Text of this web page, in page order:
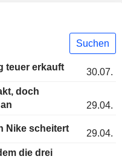
Suchen
teuer erkauft
30.07.
doch
29.04.
Nike scheitert
29.04.
die drei